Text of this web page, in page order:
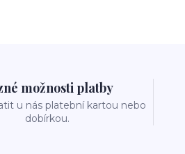
možnosti platby
u nás platební kartou nebo
dobírkou.